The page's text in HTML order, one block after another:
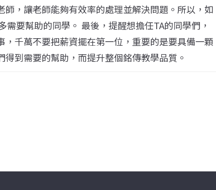
，讓老師能夠有效率的處理並解決問題。所以，如
要幫助的同學。 最後，提醒想擔任TA的同學們，
千萬不要把薪資擺在第一位，重要的是要具備一顆
到需要的幫助，而提升整個銘傳教學品質。